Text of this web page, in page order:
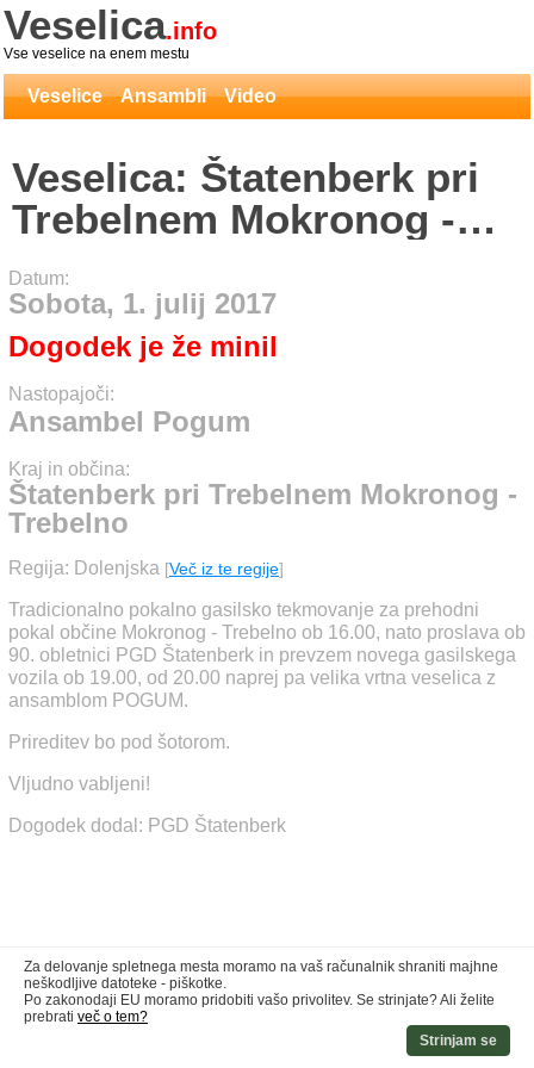
Veselica.info
Vse veselice na enem mestu
Veselice Ansambli Video
Veselica: Štatenberk pri
Trebelnem Mokronog -
Trebelno - Ansambel
Pogum
Datum:
Sobota, 1. julij 2017
Dogodek je že minil
Nastopajoči:
Ansambel Pogum
Kraj in občina:
Štatenberk pri Trebelnem Mokronog -
Trebelno
Regija: Dolenjska [Več iz te regije]
Tradicionalno pokalno gasilsko tekmovanje za prehodni
pokal občine Mokronog - Trebelno ob 16.00, nato proslava ob
90. obletnici PGD Štatenberk in prevzem novega gasilskega
vozila ob 19.00, od 20.00 naprej pa velika vrtna veselica z
ansamblom POGUM.
Prireditev bo pod šotorom.
Vljudno vabljeni!
Dogodek dodal: PGD Štatenberk
Za delovanje spletnega mesta moramo na vaš računalnik shraniti majhne
neškodljive datoteke - piškotke.
Po zakonodaji EU moramo pridobiti vašo privolitev. Se strinjate? Ali želite
prebrati več o tem?
Strinjam se